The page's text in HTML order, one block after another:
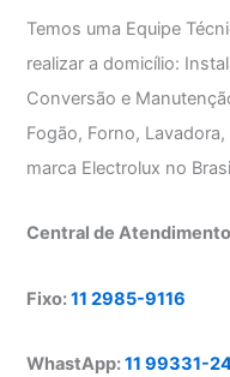
Temos uma Equipe
realizar a domicílio:
Conversão e
Fogão, Forno,
marca Electrolux no
Central de
Fixo:11 2985-9116
WhastApp:11 99331-